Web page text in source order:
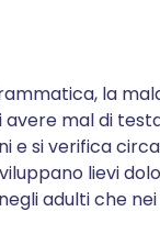
la
mal di
e si verifica
lievi
adulti che